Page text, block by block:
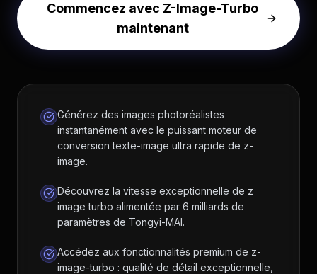
Commencez avec Z-Image-Turbo
maintenant
Générez des images photoréalistes
instantanément avec le puissant moteur de
conversion texte-image ultra rapide de z-
image.
Découvrez la vitesse exceptionnelle de z
image turbo alimentée par 6 milliards de
paramètres de Tongyi-MAI.
Accédez aux fonctionnalités premium de z-
image-turbo : qualité de détail exceptionnelle,